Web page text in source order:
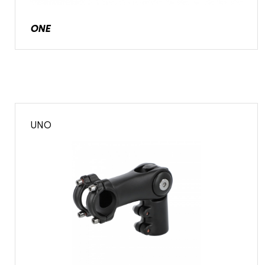
ONE
UNO